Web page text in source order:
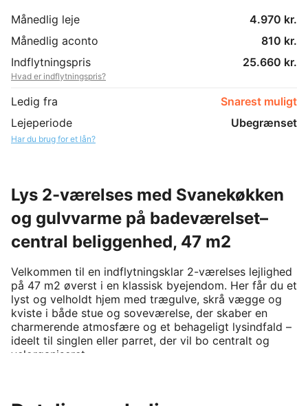
Månedlig leje
4.970 kr.
Månedlig aconto
810 kr.
Indflytningspris
25.660 kr.
Hvad er indflytningspris?
Ledig fra
Snarest muligt
Lejeperiode
Ubegrænset
Har du brug for et lån?
Lys 2-værelses med Svanekøkken
og gulvvarme på badeværelset–
central beliggenhed, 47 m2
Velkommen til en indflytningsklar 2-værelses lejlighed
på 47 m2 øverst i en klassisk byejendom. Her får du et
lyst og velholdt hjem med trægulve, skrå vægge og
kviste i både stue og soveværelse, der skaber en
charmerende atmosfære og et behageligt lysindfald –
ideelt til singlen eller parret, der vil bo centralt og
velorganiseret.